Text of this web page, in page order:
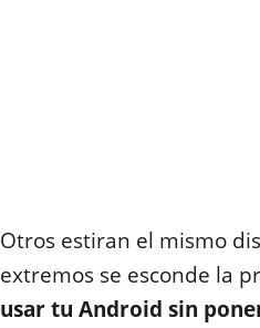
Otros estiran el mismo
extremos se esconde la
usar tu Android sin